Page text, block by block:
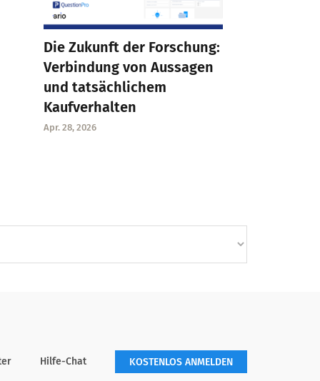
Die Zukunft der Forschung:
Verbindung von Aussagen
und tatsächlichem
Kaufverhalten
Apr. 28, 2026
Hilfe-Chat KOSTENLOS ANMELDEN